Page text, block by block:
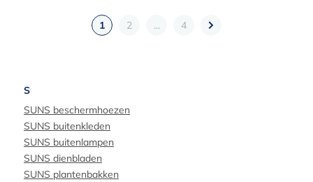
1 2 ... 4
S
SUNS beschermhoezen
SUNS buitenkleden
SUNS buitenlampen
SUNS dienbladen
SUNS plantenbakken